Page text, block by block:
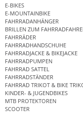
E-BIKES
E-MOUNTAINBIKE
FAHRRADANHÄNGER
BRILLEN ZUM
FAHRRÄDER
FAHRRADHANDSCHUHE
FAHRRADJACKE & BIKEJACKE
FAHRRADPUMPEN
FAHRRAD SATTEL
FAHRRADSTÄNDER
FAHRRAD TRIKOT & BIKE
KINDER- & JUGENDBIKES
MTB PROTEKTOREN
SCOOTER